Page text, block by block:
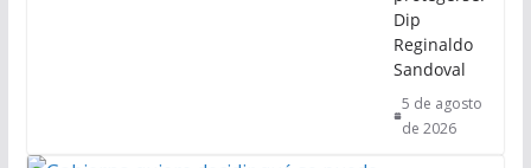
Dip
Reginaldo
Sandoval
5 de agosto
de 2026